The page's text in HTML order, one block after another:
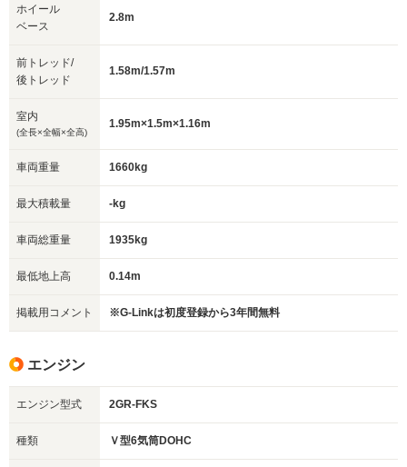
ホイール
ベース
2.8m
前トレッド/
後トレッド
1.58m/1.57m
室内
(全長×全幅×全高)
1.95m×1.5m×1.16m
車両重量 1660kg
最大積載量 -kg
車両総重量 1935kg
最低地上高 0.14m
掲載用コメント ※G-Linkは初度登録から3年間無料
エンジン
エンジン型式 2GR-FKS
種類 Ｖ型6気筒DOHC